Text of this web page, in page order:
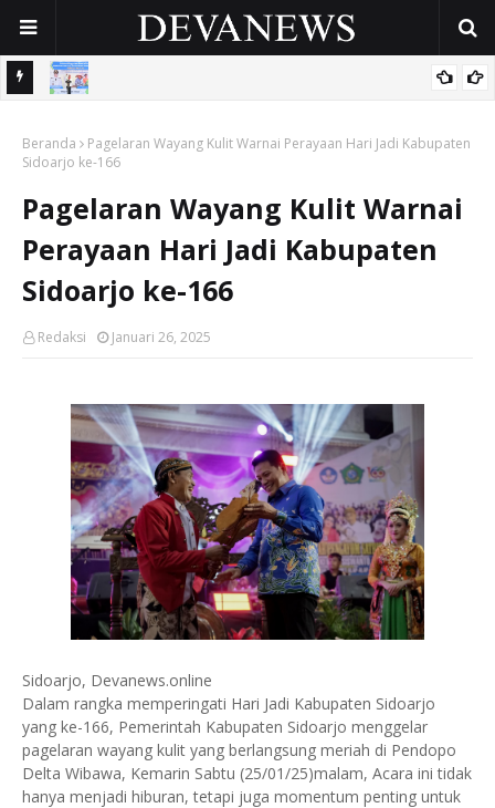
42.210 Pekerja Rentan Lewat BPJS Ketenagakerjaan
Beranda
Pagelaran Wayang Kulit Warnai Perayaan Hari Jadi Kabupaten
Sidoarjo ke-166
Pagelaran Wayang Kulit Warnai
Perayaan Hari Jadi Kabupaten
Sidoarjo ke-166
Redaksi Januari 26, 2025
Sidoarjo, Devanews.online
Dalam rangka memperingati Hari Jadi Kabupaten Sidoarjo
yang ke-166, Pemerintah Kabupaten Sidoarjo menggelar
pagelaran wayang kulit yang berlangsung meriah di Pendopo
Delta Wibawa, Kemarin Sabtu (25/01/25)malam, Acara ini tidak
hanya menjadi hiburan, tetapi juga momentum penting untuk